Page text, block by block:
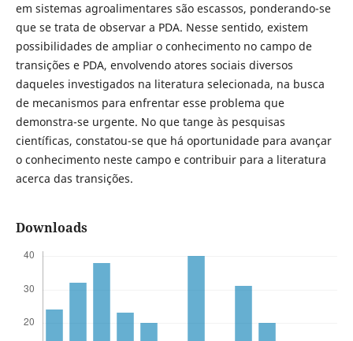
em sistemas agroalimentares são escassos, ponderando-se
que se trata de observar a PDA. Nesse sentido, existem
possibilidades de ampliar o conhecimento no campo de
transições e PDA, envolvendo atores sociais diversos
daqueles investigados na literatura selecionada, na busca
de mecanismos para enfrentar esse problema que
demonstra-se urgente. No que tange às pesquisas
científicas, constatou-se que há oportunidade para avançar
o conhecimento neste campo e contribuir para a literatura
acerca das transições.
Downloads